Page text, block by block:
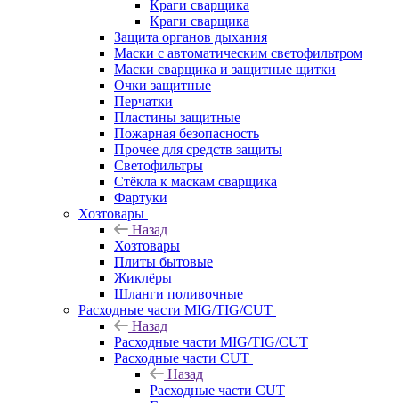
Краги сварщика
Краги сварщика
Защита органов дыхания
Маски с автоматическим светофильтром
Маски сварщика и защитные щитки
Очки защитные
Перчатки
Пластины защитные
Пожарная безопасность
Прочее для средств защиты
Светофильтры
Стёкла к маскам сварщика
Фартуки
Хозтовары
Назад
Хозтовары
Плиты бытовые
Жиклёры
Шланги поливочные
Расходные части MIG/TIG/CUT
Назад
Расходные части MIG/TIG/CUT
Расходные части CUT
Назад
Расходные части CUT